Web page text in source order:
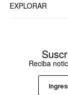
EXPLORAR
Reciba